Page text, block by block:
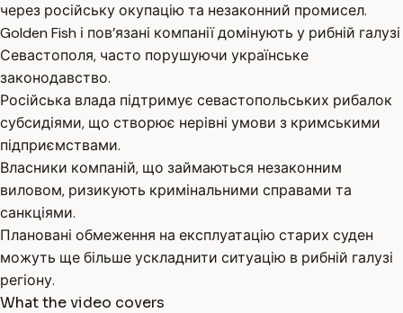
через російську окупацію та незаконний промисел.
Golden Fish і пов’язані компанії домінують у рибній галузі
Севастополя, часто порушуючи українське
законодавство.
Російська влада підтримує севастопольських рибалок
субсидіями, що створює нерівні умови з кримськими
підприємствами.
Власники компаній, що займаються незаконним
виловом, ризикують кримінальними справами та
санкціями.
Плановані обмеження на експлуатацію старих суден
можуть ще більше ускладнити ситуацію в рибній галузі
регіону.
What the video covers